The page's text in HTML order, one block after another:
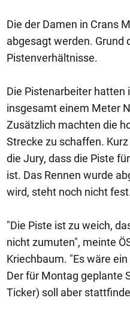
Die der Damen in Crans
abgesagt werden. Grund
Pistenverhältnisse.
Die Pistenarbeiter hatten
insgesamt einem Meter
Zusätzlich machten die
Strecke zu schaffen.
die Jury, dass die Piste
ist. Das Rennen wurde
wird, steht noch nicht
"Die Piste ist zu weich,
nicht zumuten", meinte
Kriechbaum. "Es wäre
Der für Montag geplante
Ticker) soll aber